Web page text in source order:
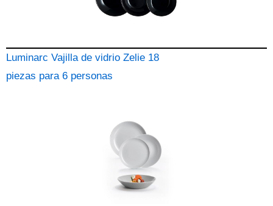
Luminarc Vajilla de vidrio Zelie 18
piezas para 6 personas